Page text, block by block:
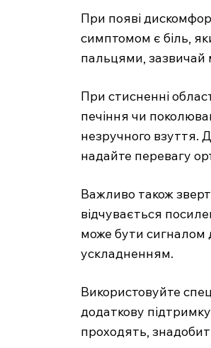
При появі
симптомом є біль,
пальцями, зазвичай
При стисненні
печіння чи
незручного взуття.
надайте перевагу
Важливо також
відчувається
може бути сигналом
ускладненням.
Використовуйте
додаткову
проходять,